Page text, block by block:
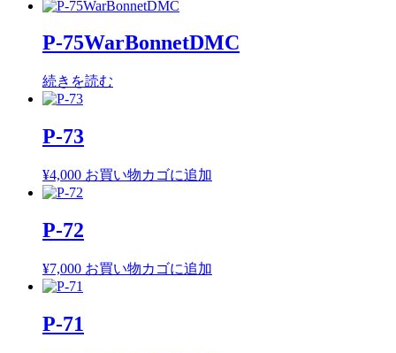
P-75WarBonnetDMC
続きを読む
P-73
¥4,000 お買い物カゴに追加
P-72
¥7,000 お買い物カゴに追加
P-71